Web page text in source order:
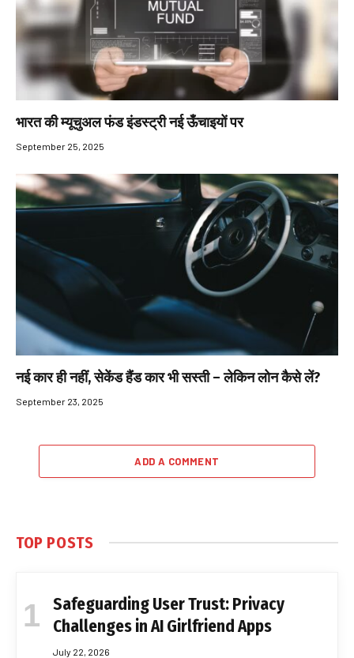
भारत की म्यूचुअल फंड इंडस्ट्री नई ऊँचाइयों पर
September 25, 2025
नई कार ही नहीं, सेकेंड हैंड कार भी सस्ती – लेकिन लोन कैसे लें?
September 23, 2025
ADD A COMMENT
TOP POSTS
Safeguarding User Trust: Privacy
Challenges in AI Girlfriend Apps
July 22, 2026